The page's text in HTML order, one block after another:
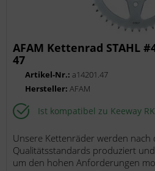
AFAM Kettenrad STAHL
47
Artikel-Nr.: a14201.47
Hersteller:AFAM
Ist kompatibel zu Keeway
Unsere Kettenräder werden nach
Qualitätsstandards produziert
um den hohen Anforderungen